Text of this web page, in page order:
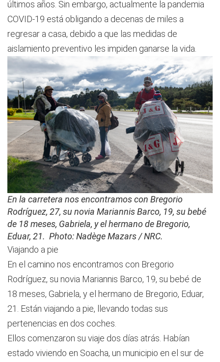
últimos años. Sin embargo, actualmente la pandemia
COVID-19 está obligando a decenas de miles a
regresar a casa, debido a que las medidas de
aislamiento preventivo les impiden ganarse la vida.
En la carretera nos encontramos con Bregorio
Rodríguez, 27, su novia Mariannis Barco, 19, su bebé
de 18 meses, Gabriela, y el hermano de Bregorio,
Eduar, 21. Photo: Nadège Mazars / NRC.
Viajando a pie
En el camino nos encontramos con Bregorio
Rodríguez, su novia Mariannis Barco, 19, su bebé de
18 meses, Gabriela, y el hermano de Bregorio, Eduar,
21. Están viajando a pie, llevando todas sus
pertenencias en dos coches.
Ellos comenzaron su viaje dos días atrás. Habían
estado viviendo en Soacha, un municipio en el sur de